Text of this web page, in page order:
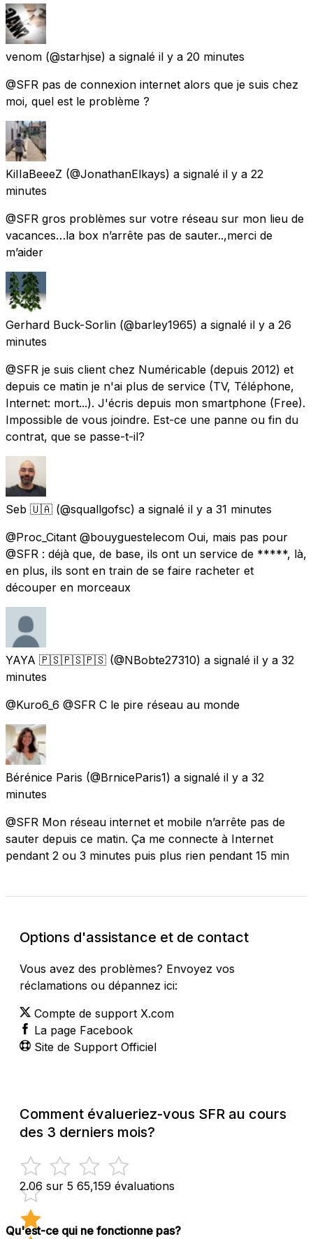
venom (@starhjse) a signalé il y a 20 minutes
@SFR pas de connexion internet alors que je suis chez
moi, quel est le problème ?
KiIIaBeeeZ (@JonathanElkays) a signalé il y a 22
minutes
@SFR gros problèmes sur votre réseau sur mon lieu de
vacances…la box n’arrête pas de sauter..,merci de
m’aider
Gerhard Buck-Sorlin (@barley1965) a signalé il y a 26
minutes
@SFR je suis client chez Numéricable (depuis 2012) et
depuis ce matin je n'ai plus de service (TV, Téléphone,
Internet: mort...). J'écris depuis mon smartphone (Free).
Impossible de vous joindre. Est-ce une panne ou fin du
contrat, que se passe-t-il?
Seb 🇺🇦 (@squallgofsc) a signalé il y a 31 minutes
@Proc_Citant @bouyguestelecom Oui, mais pas pour
@SFR : déjà que, de base, ils ont un service de *****, là,
en plus, ils sont en train de se faire racheter et
découper en morceaux
YAYA 🇵🇸🇵🇸🇵🇸 (@NBobte27310) a signalé il y a 32
minutes
@Kuro6_6 @SFR C le pire réseau au monde
Bérénice Paris (@BrniceParis1) a signalé il y a 32
minutes
@SFR Mon réseau internet et mobile n’arrête pas de
sauter depuis ce matin. Ça me connecte à Internet
pendant 2 ou 3 minutes puis plus rien pendant 15 min
Options d'assistance et de contact
Vous avez des problèmes? Envoyez vos
réclamations ou dépannez ici:
Compte de support X.com
La page Facebook
Site de Support Officiel
Comment évalueriez-vous SFR au cours
des 3 derniers mois?
2.06 sur 5 65,159 évaluations
Qu'est-ce qui ne fonctionne pas?